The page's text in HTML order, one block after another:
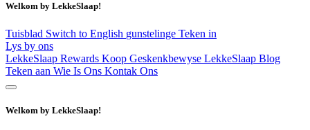
Welkom by LekkeSlaap!
Tuisblad Switch to English gunstelinge Teken in
Lys by ons
LekkeSlaap Rewards Koop Geskenkbewyse LekkeSlaap Blog
Teken aan Wie Is Ons Kontak Ons
Welkom by LekkeSlaap!